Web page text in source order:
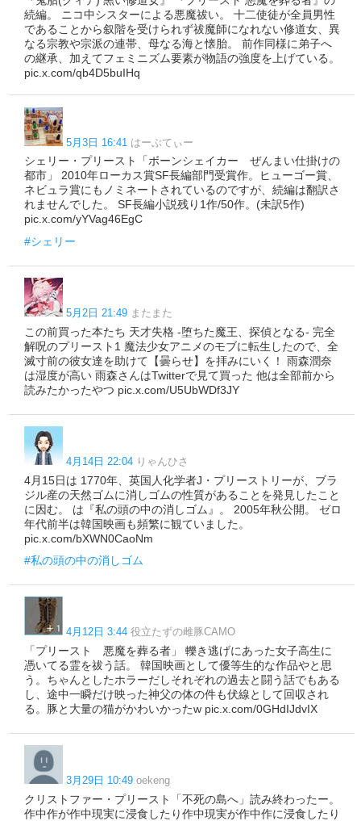
続編。 ニコ中シスターによる悪魔祓い。 十二使徒が全員男性
であることから叙階を受けられず祓魔師になれない修道女、異
なる宗教や宗派の連帯、母なる海と懐胎。 前作同様に弟子へ
の継承、加えてフェミニズム要素が物語の強度を上げている。
pic.x.com/qb4D5buIHq
5月3日 16:41 はーぶてぃー
シェリー・プリースト「ボーンシェイカー ぜんまい仕掛けの
都市」 2010年ローカス賞SF長編部門受賞作。ヒューゴー賞、
ネビュラ賞にもノミネートされているのですが、続編は翻訳さ
れませんでした。 SF長編小説残り1作/50作。(未訳5作)
pic.x.com/yYVag46EgC
#シェリー
5月2日 21:49 またまた
この前買った本たち 天才失格 -堕ちた魔王、探偵となる- 完全
解呪のプリースト1 魔法少女アニメのモブに転生したので、全
滅寸前の彼女達を助けて【曇らせ】を拝みにいく！ 雨森潤奈
は湿度が高い 雨森さんはTwitterで見て買った 他は全部前から
読みたかったやつ pic.x.com/U5UbWDf3JY
4月14日 22:04 りゃんひさ
4月15日は 1770年、英国人化学者J・プリーストリーが、ブラ
ジル産の天然ゴムに消しゴムの性質があることを発見したこと
に因む。 は『私の頭の中の消しゴム』。 2005年秋公開。 ゼロ
年代前半は韓国映画も頻繁に観ていました。
pic.x.com/bXWN0CaoNm
#私の頭の中の消しゴム
4月12日 3:44 役立たずの雌豚CAMO
「プリースト 悪魔を葬る者」 轢き逃げにあった女子高生に
憑いてる霊を祓う話。 韓国映画として優等生的な作品やと思
う。ちゃんとしたホラーだしそれぞれの過去と闘う話でもある
し、途中一瞬だけ映った神父の体の件も伏線として回収され
る。豚と大量の猫がかわいかったw pic.x.com/0GHdIJdvIX
3月29日 10:49 oekeng
クリストファー・プリースト「不死の島へ」読み終わったー。
作中作が作中現実に浸食したり作中現実が作中作に浸食したり